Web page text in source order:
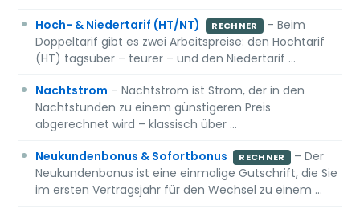
Hoch- & Niedertarif (HT/NT)
RECHNER
– Beim
Doppeltarif gibt es zwei Arbeitspreise: den Hochtarif
(HT) tagsüber – teurer – und den Niedertarif …
Nachtstrom – Nachtstrom ist Strom, der in den
Nachtstunden zu einem günstigeren Preis
abgerechnet wird – klassisch über …
Neukundenbonus & Sofortbonus
RECHNER
– Der
Neukundenbonus ist eine einmalige Gutschrift, die Sie
im ersten Vertragsjahr für den Wechsel zu einem …